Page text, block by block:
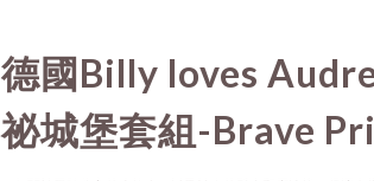
德國Billy loves
祕城堡套組-Brave